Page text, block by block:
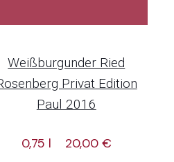
Weißburgunder Ried
Privat Edition
Paul 2016
0,75 l 20,00 €